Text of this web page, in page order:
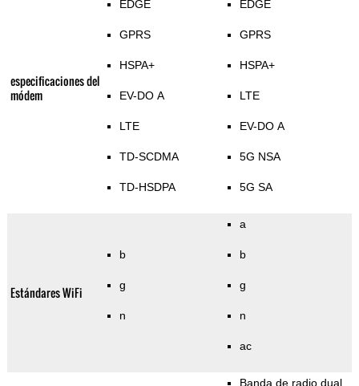
especificaciones del
módem
EDGE
GPRS
HSPA+
EV-DO A
LTE
TD-SCDMA
TD-HSDPA
EDGE
GPRS
HSPA+
LTE
EV-DO A
5G NSA
5G SA
Estándares WiFi
b
g
n
a
b
g
n
ac
Banda de radio dual